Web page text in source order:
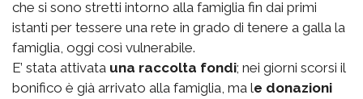
che si sono stretti intorno alla famiglia fin dai primi
istanti per tessere una rete in grado di tenere a galla la
famiglia, oggi così vulnerabile.
E’ stata attivata una raccolta fondi; nei giorni scorsi il
bonifico è già arrivato alla famiglia, ma le donazioni